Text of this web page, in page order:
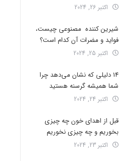
اکتبر 26, 2024
شیرین کننده مصنوعی چیست،
فواید و مضرات آن کدام است؟
اکتبر 25, 2024
14 دلیلی که نشان می‌دهد چرا
شما همیشه گرسنه هستید
اکتبر 24, 2024
قبل از اهدای خون چه چیزی
بخوریم و چه چیزی نخوریم
اکتبر 23, 2024